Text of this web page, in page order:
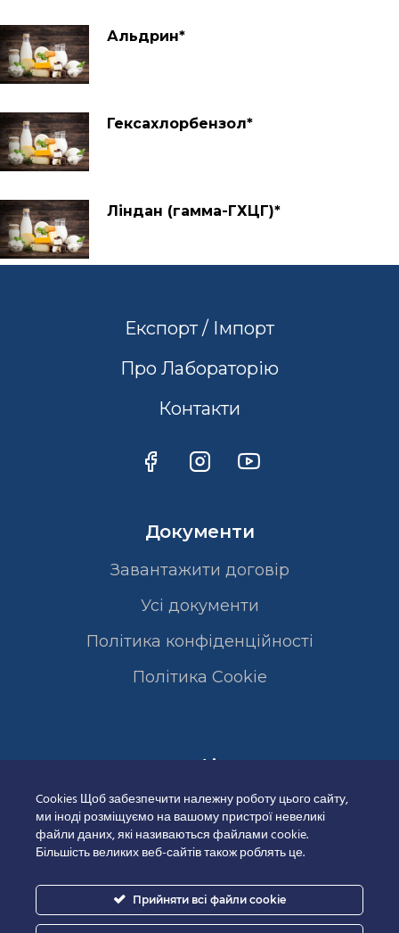
Альдрин*
Гексахлорбензол*
Ліндан (гамма-ГХЦГ)*
Експорт / Імпорт
Про Лабораторію
Контакти
Документи
Завантажити договір
Усі документи
Політика конфіденційності
Полiтика Cookie
Сертифікати
Cookies Щоб забезпечити належну роботу цього сайту,
ми іноді розміщуємо на вашому пристрої невеликі
файли даних, які називаються файлами cookie.
Більшість великих веб-сайтів також роблять це.
Прийняти всі файли cookie